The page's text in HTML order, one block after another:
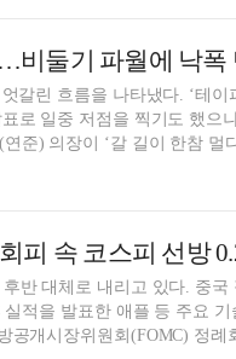
비둘기 파월에 낙폭
갈린 흐름을 나타냈다. ‘테
로 일중 저점을 찍기도 했으
준) 의장이 ‘갈 길이 한참 멀
피 속 코스피 선방
반 대체로 내리고 있다. 중
적을 발표한 애플 등 주요
공개시장위원회(FOMC) 정례